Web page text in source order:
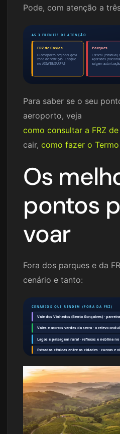
Pode, com atenção a
AS 3 FRENTES DE ATENÇÃO
FRZ de Caxias
O aeroporto regional gera
zona de restrição. Cheque
no AISWEB/SARPAS
Parques
Caracol (estadual) e
Aparados
exigem autorização
Para saber se o seu
aeroporto, veja
como consultar a FRZ
cair, como fazer o
Os
pontos
voar
Fora dos parques e da
cenário e tanto:
CENÁRIOS QUE RENDEM (FORA DA FRZ)
Vale dos Vinhedos (Bento Gonçalves) ·
Vales e morros verdes da serra · o relevo
Lagos e paisagem rural · reflexos e neblina
Estradas cênicas entre as cidades · curvas e